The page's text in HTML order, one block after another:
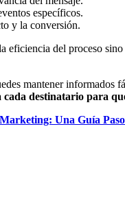
específicos.
y la conversión.
eficiencia del proceso
mantener informados
cada destinatario para
Una Guía